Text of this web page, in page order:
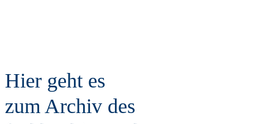
Hier geht es
zum Archiv des